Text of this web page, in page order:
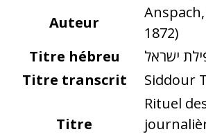
Auteur
Anspach,
1872)
Titre hébreu
ישראל
Titre transcrit
Siddour
Titre
Rituel